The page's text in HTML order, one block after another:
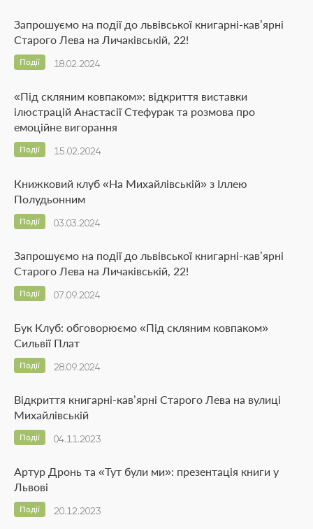
Запрошуємо на події до львівської книгарні-кав’ярні
Старого Лева на Личаківській, 22!
18.02.2024
Події
«Під скляним ковпаком»: відкриття виставки
ілюстрацій Анастасії Стефурак та розмова про
емоційне вигорання
15.02.2024
Події
Книжковий клуб «На Михайлівській» з Іллею
Полудьонним
03.03.2024
Події
Запрошуємо на події до львівської книгарні-кав’ярні
Старого Лева на Личаківській, 22!
07.09.2024
Події
Бук Клуб: обговорюємо «Під скляним ковпаком»
Сильвії Плат
28.09.2024
Події
Відкриття книгарні-кав’ярні Старого Лева на вулиці
Михайлівській
04.11.2023
Події
Артур Дронь та «Тут були ми»: презентація книги у
Львові
20.12.2023
Події